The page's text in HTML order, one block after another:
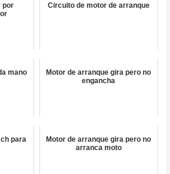
por
Circuito de motor de arranque
mano
Motor de arranque gira pero no
engancha
para
Motor de arranque gira pero no
arranca moto